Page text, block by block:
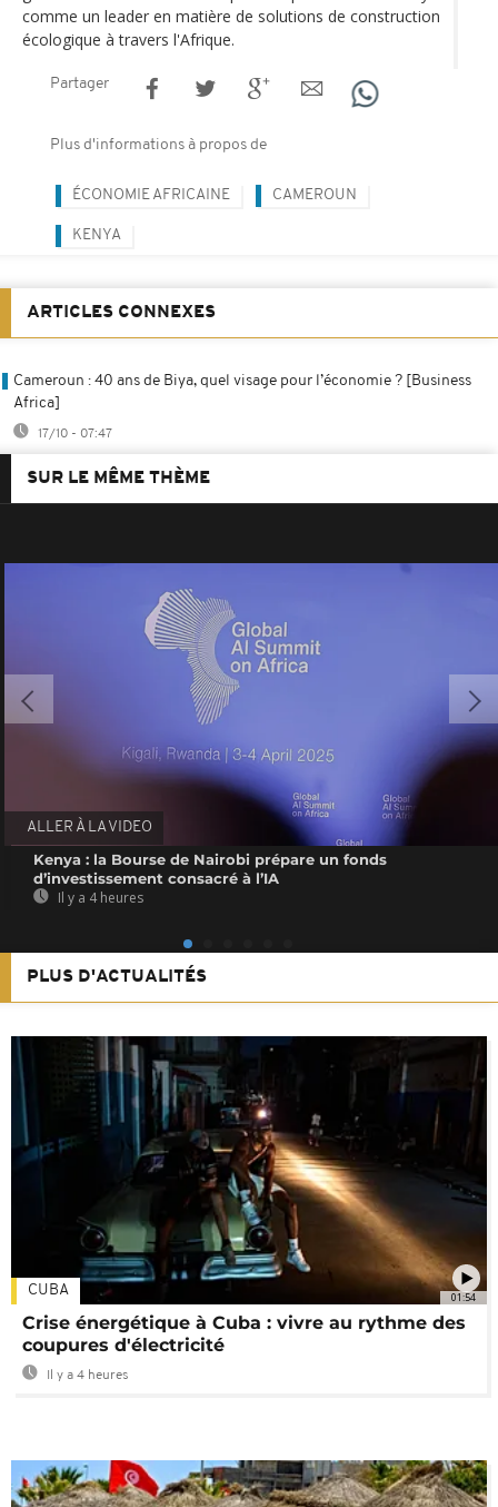
comme un leader en matière de solutions de construction
écologique à travers l'Afrique.
Partager
Plus d'informations à propos de
ÉCONOMIE AFRICAINE CAMEROUN
KENYA
ARTICLES CONNEXES
Cameroun : 40 ans de Biya, quel visage pour l’économie ? [Business
Africa]
17/10 - 07:47
SUR LE MÊME THÈME
ALLER À LA VIDEO
Kenya : la Bourse de Nairobi prépare un fonds
d’investissement consacré à l’IA
Il y a 4 heures
PLUS D'ACTUALITÉS
01:54
CUBA
Crise énergétique à Cuba : vivre au rythme des
coupures d'électricité
Il y a 4 heures